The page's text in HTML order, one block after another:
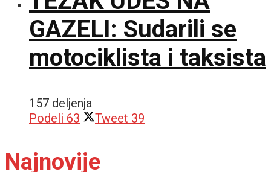
GAZELI: Sudarili se
motociklista i taksista
157 deljenja
Podeli 63 Tweet 39
Najnovije